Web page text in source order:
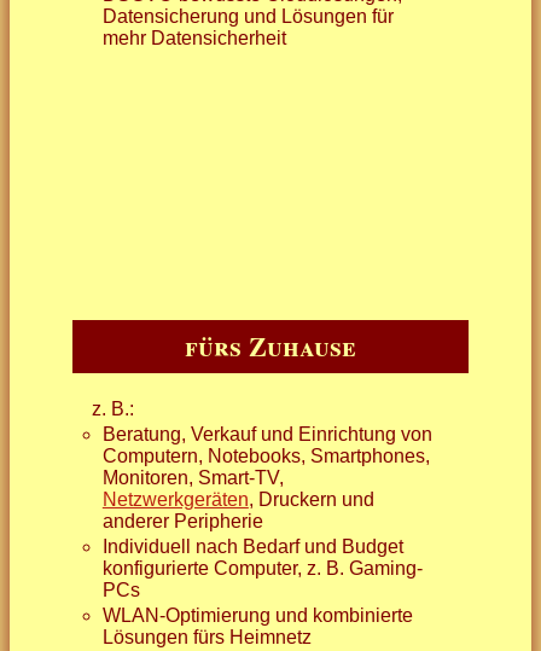
Datensicherung und Lösungen für
mehr Datensicherheit
fürs Zuhause
z. B.:
Beratung, Verkauf und Einrichtung von
Computern, Notebooks, Smartphones,
Monitoren, Smart-TV,
Netzwerkgeräten, Druckern und
anderer Peripherie
Individuell nach Bedarf und Budget
konfigurierte Computer, z. B. Gaming-
PCs
WLAN-Optimierung und kombinierte
Lösungen fürs Heimnetz